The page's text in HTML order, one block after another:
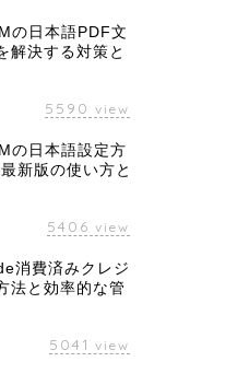
の日本語PDF文
解決する対策と
5590 view
の日本語設定方
新版の使い方と
5406 view
消費済みクレジ
法と効率的な管
5041 view